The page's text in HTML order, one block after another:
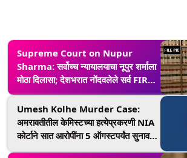
Supreme Court on Nupur
Sharma: सर्वोच्च न्यायालयाचा नूपुर शर्माला
मोठा दिलासा; देशभरात नोंदवलेले सर्व FIR
दिल्लीला हस्तांतरित करण्याचे आदेश
Umesh Kolhe Murder Case:
अमरावतीतील केमिस्टच्या हत्येप्रकरणी NIA
कोर्टाने सात आरोपींना 5 ऑगस्टपर्यंत सुनावली